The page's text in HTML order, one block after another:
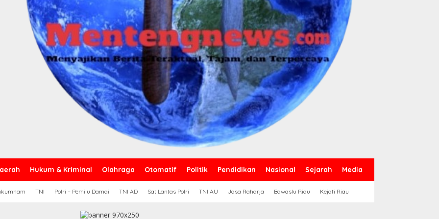
Hukum & Kriminal Olahraga Otomatif Politik Pendidikan Nasional Sejarah Media
TNI Polri – Pemilu Damai TNI AD Sat Lantas Polri TNI AU Jasa Raharja Bawaslu Riau Kejati Riau